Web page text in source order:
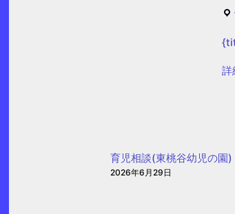
サ
ク
信
詳
育児相談(東桃谷幼児の園)
2026年6月29日